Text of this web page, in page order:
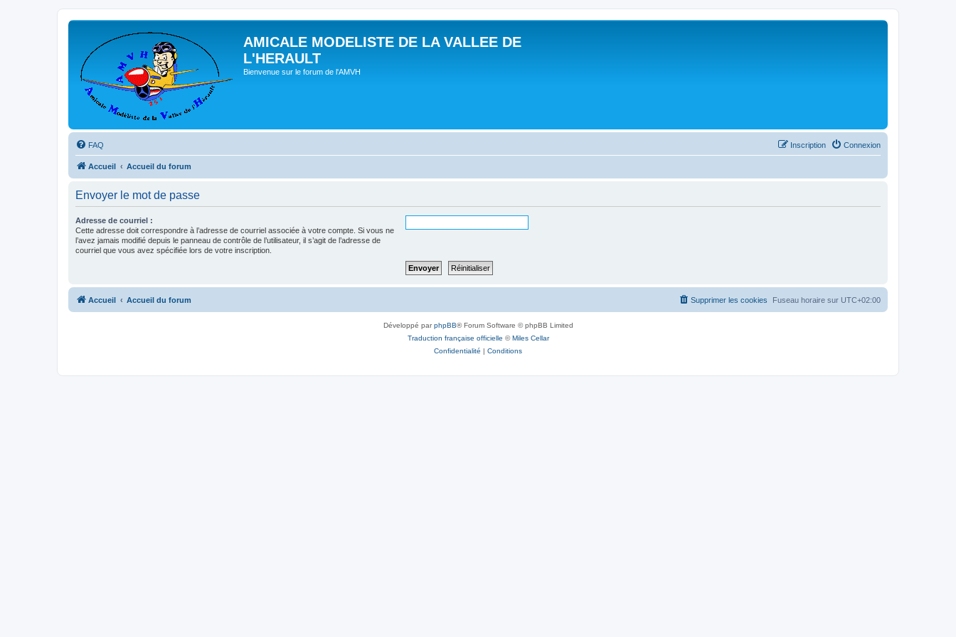
AMICALE MODELISTE DE LA VALLEE DE
L'HERAULT
Bienvenue sur le forum de l'AMVH
FAQ Connexion
Inscription
Accueil Accueil du forum
Envoyer le mot de passe
Adresse de courriel :
Cette adresse doit correspondre à l’adresse de courriel associée à votre compte. Si vous ne
l’avez jamais modifié depuis le panneau de contrôle de l’utilisateur, il s’agit de l’adresse de
courriel que vous avez spécifiée lors de votre inscription.
Accueil Accueil du forum Fuseau horaire sur UTC+02:00
Supprimer les cookies
Développé parphpBB® Forum Software © phpBB Limited
Traduction française officielle ©Miles Cellar
Confidentialité | Conditions